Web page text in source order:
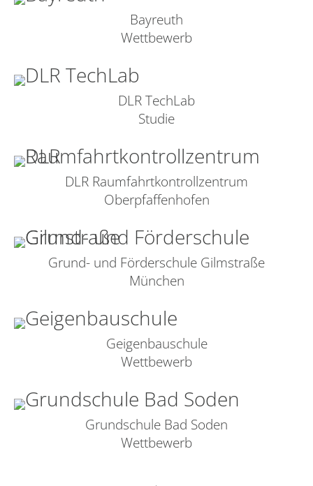
Bayreuth
Wettbewerb
DLR TechLab
Studie
DLR Raumfahrtkontrollzentrum
Oberpfaffenhofen
Grund- und Förderschule Gilmstraße
München
Geigenbauschule
Wettbewerb
Grundschule Bad Soden
Wettbewerb